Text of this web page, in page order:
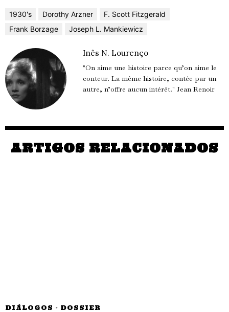
1930's Dorothy Arzner
F. Scott Fitzgerald
Frank Borzage
Joseph L. Mankiewicz
Inês N. Lourenço
"On aime une histoire parce qu’on aime le
conteur. La même histoire, contée par un
autre, n’offre aucun intérêt." Jean Renoir
ARTIGOS RELACIONADOS
DIÁLOGOS · DOSSIER